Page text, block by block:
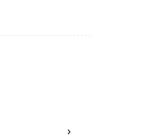
›